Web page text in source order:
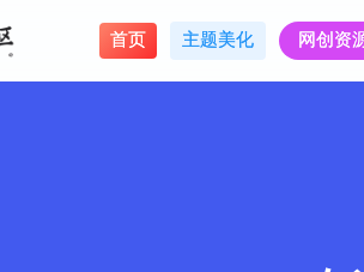
首页 主题美化 网创资